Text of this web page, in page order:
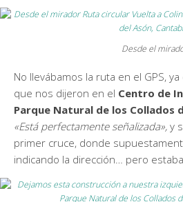
Desde el
No llevábamos la ruta en el GPS,
que nos dijeron en el Centro de
Parque Natural de los Collados
«Está perfectamente señalizada», y
primer cruce, donde
indicando la dirección… pero